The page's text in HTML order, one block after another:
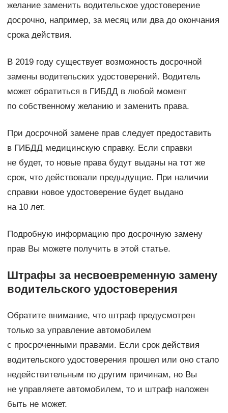
желание заменить водительское удостоверение
досрочно, например, за месяц или два до окончания
срока действия.
В 2019 году существует возможность досрочной
замены водительских удостоверений. Водитель
может обратиться в ГИБДД в любой момент
по собственному желанию и заменить права.
При досрочной замене прав следует предоставить
в ГИБДД медицинскую справку. Если справки
не будет, то новые права будут выданы на тот же
срок, что действовали предыдущие. При наличии
справки новое удостоверение будет выдано
на 10 лет.
Подробную информацию про досрочную замену
прав Вы можете получить в этой статье.
Штрафы за несвоевременную замену
водительского удостоверения
Обратите внимание, что штраф предусмотрен
только за управление автомобилем
с просроченными правами. Если срок действия
водительского удостоверения прошел или оно стало
недействительным по другим причинам, но Вы
не управляете автомобилем, то и штраф наложен
быть не может.